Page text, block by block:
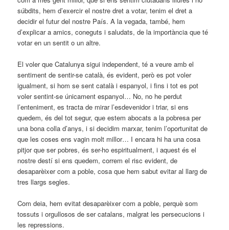
súbdits, hem d’exercir el nostre dret a votar, tenim el dret a
decidir el futur del nostre País. A la vegada, també, hem
d’explicar a amics, coneguts i saludats, de la importància que té
votar en un sentit o un altre.
El voler que Catalunya sigui independent, té a veure amb el
sentiment de sentir-se català, és evident, però es pot voler
igualment, si hom se sent català i espanyol, i fins i tot es pot
voler sentint-se únicament espanyol… No, no he perdut
l’enteniment, es tracta de mirar l’esdevenidor i triar, si ens
quedem, és del tot segur, que estem abocats a la pobresa per
una bona colla d’anys, i si decidim marxar, tenim l’oportunitat de
que les coses ens vagin molt millor… I encara hi ha una cosa
pitjor que ser pobres, és ser-ho espiritualment, i aquest és el
nostre destí si ens quedem, correm el risc evident, de
desaparèixer com a poble, cosa que hem sabut evitar al llarg de
tres llargs segles.
Com deia, hem evitat desaparèixer com a poble, perquè som
tossuts i orgullosos de ser catalans, malgrat les persecucions i
les repressions.